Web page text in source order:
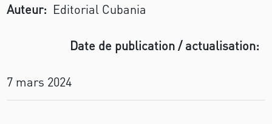
Auteur: Editorial Cubania
Date de publication / actualisation:
7 mars 2024